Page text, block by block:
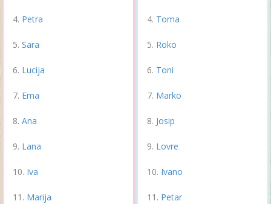
Petra
Sara
Lucija
Ema
Ana
Lana
Iva
Marija
Toma
Roko
Toni
Marko
Josip
Lovre
Ivano
Petar